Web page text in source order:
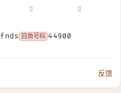
𢲌 𣛘
fnds 四角号码 44900
反馈